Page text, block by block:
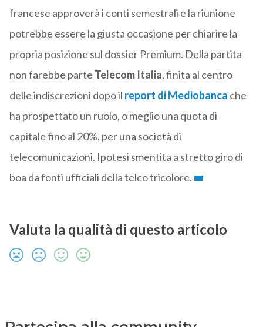
francese approverà i conti semestrali e la riunione
potrebbe essere la giusta occasione per chiarire la
propria posizione sul dossier Premium. Della partita
non farebbe parte Telecom Italia, finita al centro
delle indiscrezioni dopo il report diMediobanca che
ha prospettato un ruolo, o meglio una quota di
capitale fino al 20%, per una società di
telecomunicazioni. Ipotesi smentita a stretto giro di
boa da fonti ufficiali della telco tricolore.
Valuta la qualità di questo articolo